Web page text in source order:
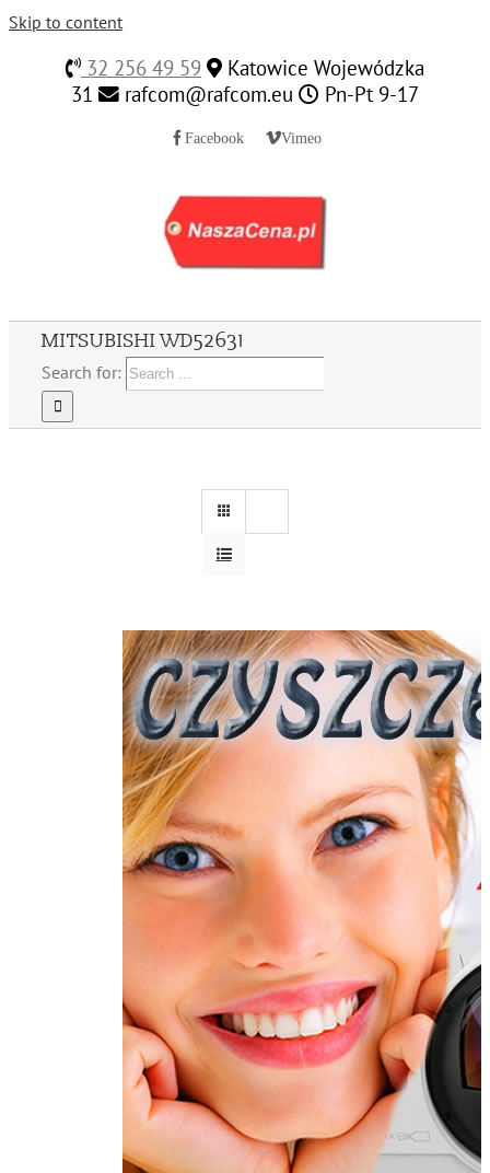
Skip to content
32 256 49 59
Katowice Wojewódzka
31
rafcom@rafcom.eu Pn-Pt 9-17
Facebook Vimeo
MITSUBISHI WD52631
Search for: